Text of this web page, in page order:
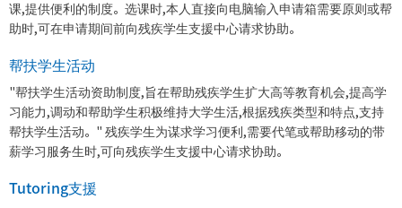
课,提供便利的制度。选课时,本人直接向电脑输入申请箱需要原则或帮
助时,可在申请期间前向残疾学生支援中心请求协助。
帮扶学生活动
"帮扶学生活动资助制度,旨在帮助残疾学生扩大高等教育机会,提高学
习能力,调动和帮助学生积极维持大学生活,根据残疾类型和特点,支持
帮扶学生活动。" 残疾学生为谋求学习便利,需要代笔或帮助移动的带
薪学习服务生时,可向残疾学生支援中心请求协助。
Tutoring支援